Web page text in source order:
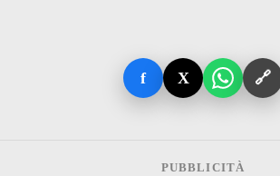
f X 🔗
PUBBLICITÀ